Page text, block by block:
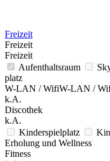
Freizeit
Freizeit
Freizeit
Aufenthaltsraum
platz
W-LAN / WifiW-LAN /
k.A.
Discothek
k.A.
Kinderspielplatz
Erholung und Wellness
Fitness